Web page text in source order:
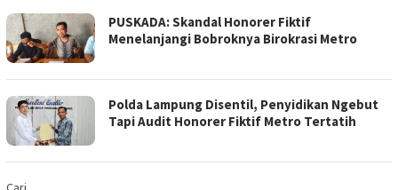
PUSKADA: Skandal Honorer Fiktif
Menelanjangi Bobroknya Birokrasi Metro
Polda Lampung Disentil, Penyidikan Ngebut
Tapi Audit Honorer Fiktif Metro Tertatih